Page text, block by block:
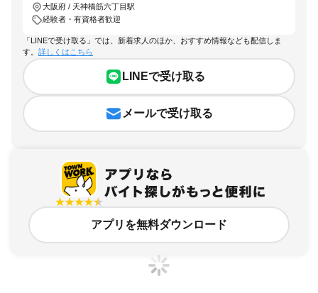
大阪府 / 天神橋筋六丁目駅
経験者・有資格者歓迎
「LINEで受け取る」では、新着求人のほか、おすすめ情報なども配信しま
す。 詳しくはこちら
LINEで受け取る
メールで受け取る
アプリを無料ダウンロード